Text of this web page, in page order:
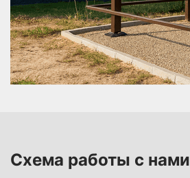
Схема работы с нами